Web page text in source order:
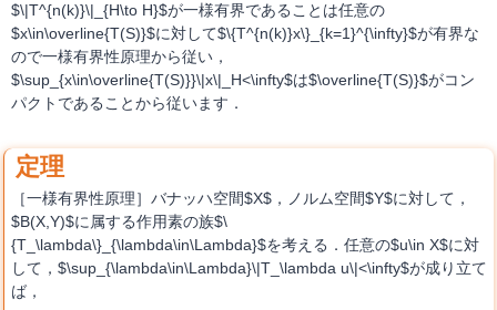
$\|T^{n(k)}\|_{H\to H}$が一様有界であることは任意の
$x\in\overline{T(S)}$に対して$\{T^{n(k)}x\}_{k=1}^{\infty}$が有界な
ので一様有界性原理から従い，
$\sup_{x\in\overline{T(S)}}\|x\|_H<\infty$は$\overline{T(S)}$がコン
パクトであることから従います．
［一様有界性原理］バナッハ空間$X$，ノルム空間$Y$に対して，
$B(X,Y)$に属する作用素の族$\
{T_\lambda\}_{\lambda\in\Lambda}$を考える．任意の$u\in X$に対
して，$\sup_{\lambda\in\Lambda}\|T_\lambda u\|<\infty$が成り立て
ば，